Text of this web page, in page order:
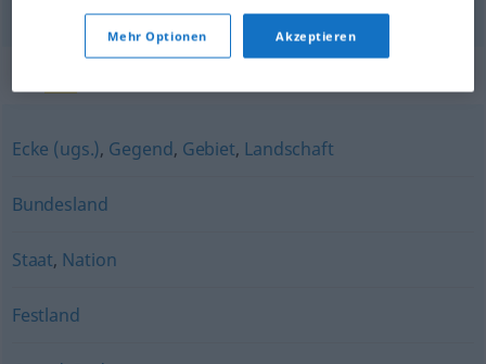
Ecke (ugs.), Gegend, Gebiet, Landschaft
Bundesland
Staat, Nation
Festland
Mehr Optionen Akzeptieren